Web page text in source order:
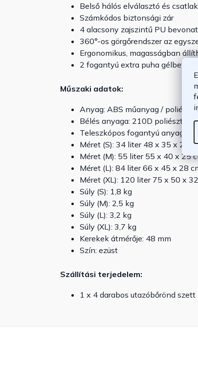
Belső hálós elválasztó és
Számkódos biztonsági zár
4 alacsony zajszintű PU
360°-os görgőrendszer az
Ergonomikus, magasságban
2 fogantyú extra puha
Műszaki adatok:
Anyag: ABS műanyag /
Bélés anyaga: 210D poliészter
Teleszkópos fogantyú anyaga:
Méret (S): 34 liter 48 x 35 x 20
Méret (M): 55 liter 55 x 40 x 25
Méret (L): 84 liter 66 x 45 x 28
Méret (XL): 120 liter 75 x 50 x
Súly (S): 1,8 kg
Súly (M): 2,5 kg
Súly (L): 3,2 kg
Súly (XL): 3,7 kg
Kerekek átmérője: 48 mm
Szín: ezüst
Szállítási terjedelem:
1 x 4 darabos utazóbőrönd szett